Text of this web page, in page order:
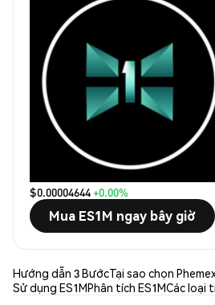
$0.00004644+0.00%
Mua ES1M ngay bây giờ
Hướng dẫn 3 BướcTại sao chọn
Sử dụng ES1MPhân tích ES1MCác loại